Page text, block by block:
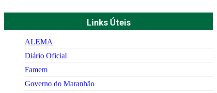
Links Úteis
ALEMA
Diário Oficial
Famem
Governo do Maranhão